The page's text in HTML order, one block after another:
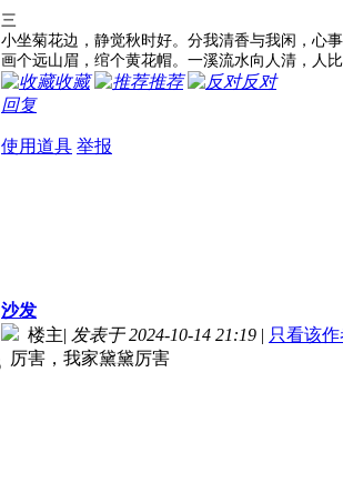
三
小坐菊花边，静觉秋时好。分我清香与我闲，心
画个远山眉，绾个黄花帽。一溪流水向人清，人
收藏 推荐
反对
回复
使用道具 举报
沙发
楼主| 发表于 2024-10-14 21:19 | 只看该
厉害，我家黛黛厉害